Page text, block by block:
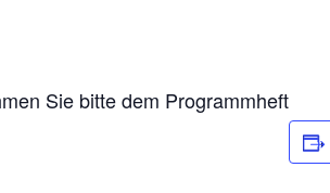
Sie bitte dem Programmheft